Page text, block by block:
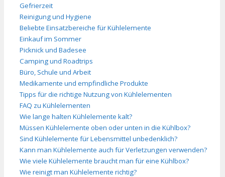
Gefrierzeit
Reinigung und Hygiene
Beliebte Einsatzbereiche für Kühlelemente
Einkauf im Sommer
Picknick und Badesee
Camping und Roadtrips
Büro, Schule und Arbeit
Medikamente und empfindliche Produkte
Tipps für die richtige Nutzung von Kühlelementen
FAQ zu Kühlelementen
Wie lange halten Kühlelemente kalt?
Müssen Kühlelemente oben oder unten in die Kühlbox?
Sind Kühlelemente für Lebensmittel unbedenklich?
Kann man Kühlelemente auch für Verletzungen verwenden?
Wie viele Kühlelemente braucht man für eine Kühlbox?
Wie reinigt man Kühlelemente richtig?